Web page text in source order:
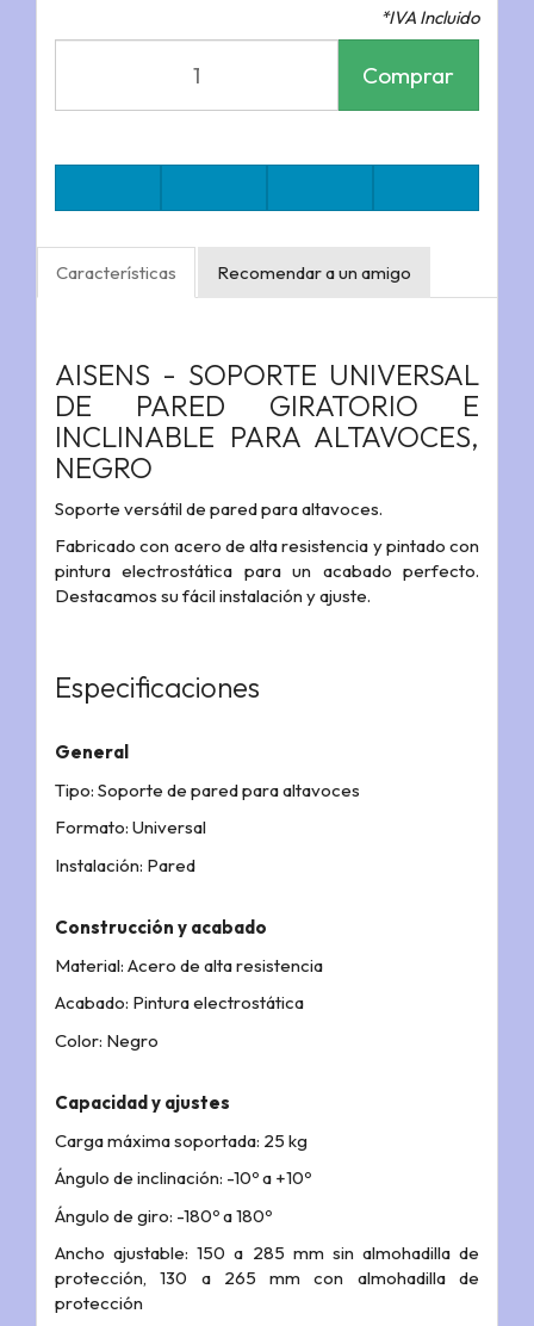
*IVA Incluido
Comprar
Características Recomendar a un amigo
AISENS - SOPORTE UNIVERSAL
DE PARED GIRATORIO E
INCLINABLE PARA ALTAVOCES,
NEGRO
Soporte versátil de pared para altavoces.
Fabricado con acero de alta resistencia y pintado con
pintura electrostática para un acabado perfecto.
Destacamos su fácil instalación y ajuste.
Especificaciones
General
Tipo: Soporte de pared para altavoces
Formato: Universal
Instalación: Pared
Construcción y acabado
Material: Acero de alta resistencia
Acabado: Pintura electrostática
Color: Negro
Capacidad y ajustes
Carga máxima soportada: 25 kg
Ángulo de inclinación: -10º a +10º
Ángulo de giro: -180º a 180º
Ancho ajustable: 150 a 285 mm sin almohadilla de
protección, 130 a 265 mm con almohadilla de
protección